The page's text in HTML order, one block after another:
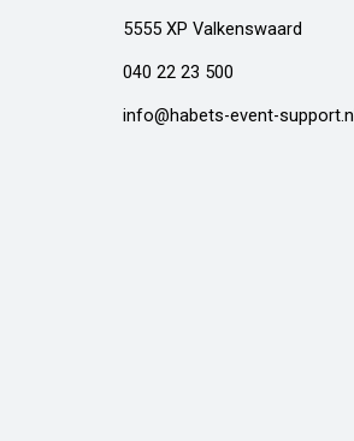
5555 XP Valkenswaard
040 22 23 500
info@habets-event-support.nl